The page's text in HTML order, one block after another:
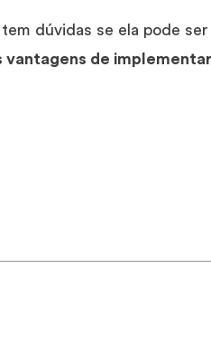
dúvidas se ela pode
vantagens de